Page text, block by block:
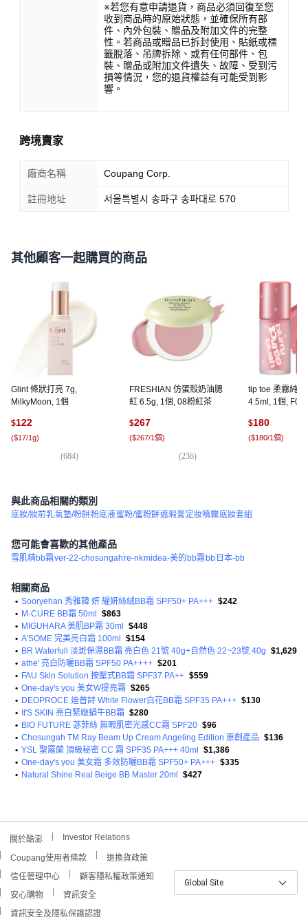
※若您有意申請退貨，商品必須回復至您
收到商品時的原始狀態，並確保所有部
件、內外包裝、贈品及附加文件的完整
性。若商品或贈品已拆封使用、貼紙或標
籤脫落、吊牌拆除、或有任何部件、包
裝、贈品或附加文件遺失、故障、受到污
損等情況，您的退貨權益有可能受到影
響。
跨境賣家
廠商名稱 Coupang Corp.
註冊地址 서울특별시 송파구 송파대로 570
其他顧客一起購買的商品
Glint 條狀打亮 7g,
MilkyMoon, 1個
$122
($17/1g)
(684)
FRESHIAN 仿蛋殼奶油腮
紅 6.5g, 1個, 08粉紅茶
$267
($267/1個)
(236)
tip toe 柔霧純粹
4.5ml, 1個, F06
$180
($180/1個)
與此商品相關的類別
底妝/妝前乳氣墊/粉餅粉底液 蜜粉/蜜粉餅遮瑕膏定妝噴霧底妝套組
您可能會喜歡的其他產品
雪肌精bb霜ver-22-chosungahre-nkmidea-美的 bb霜 bb 日本-bb
相關商品
• Sooryehan 秀雅韓 妍 耀妍絲絨BB霜 SPF50+ PA+++ $242
• M-CURE BB霜 50ml
$863
• MIGUHARA 美肌BP霜 30ml
$448
• A'SOME 完美亮白霜 100ml
$154
• BR Waterfull 淡斑保濕BB霜 亮白色 21號 40g+自然色 22~23號 40g $1,629
• athe' 亮白防曬BB霜 SPF50 PA++++ $201
• FAU Skin Solution 按壓式BB霜 SPF37 PA++ $559
• One-day's you 美女W提亮霜 $265
• DEOPROCE 迪普詩 White Flower白花BB霜 SPF35 PA+++ $130
•
It'S SKIN 亮白緊緻蝸牛BB霜 $280
• BIO FUTURE 苾菲絲 無暇肌密光感CC霜 SPF20 $96
• Chosungah TM Ray Beam Up Cream Angeling Edition 原創產品 $136
• YSL 聖羅蘭 頂級秘密 CC 霜 SPF35 PA+++ 40ml
$1,386
• One-day's you 美女霜 多效防曬BB霜 SPF50+ PA+++ $335
• Natural Shine Real Beige BB Master 20ml $427
關於酷澎 Investor Relations
Coupang使用者條款
退換貨政策
信任管理中心
顧客隱私權政策通知
安心購物
資訊安全
資訊安全及隱私保護認證
Global Site